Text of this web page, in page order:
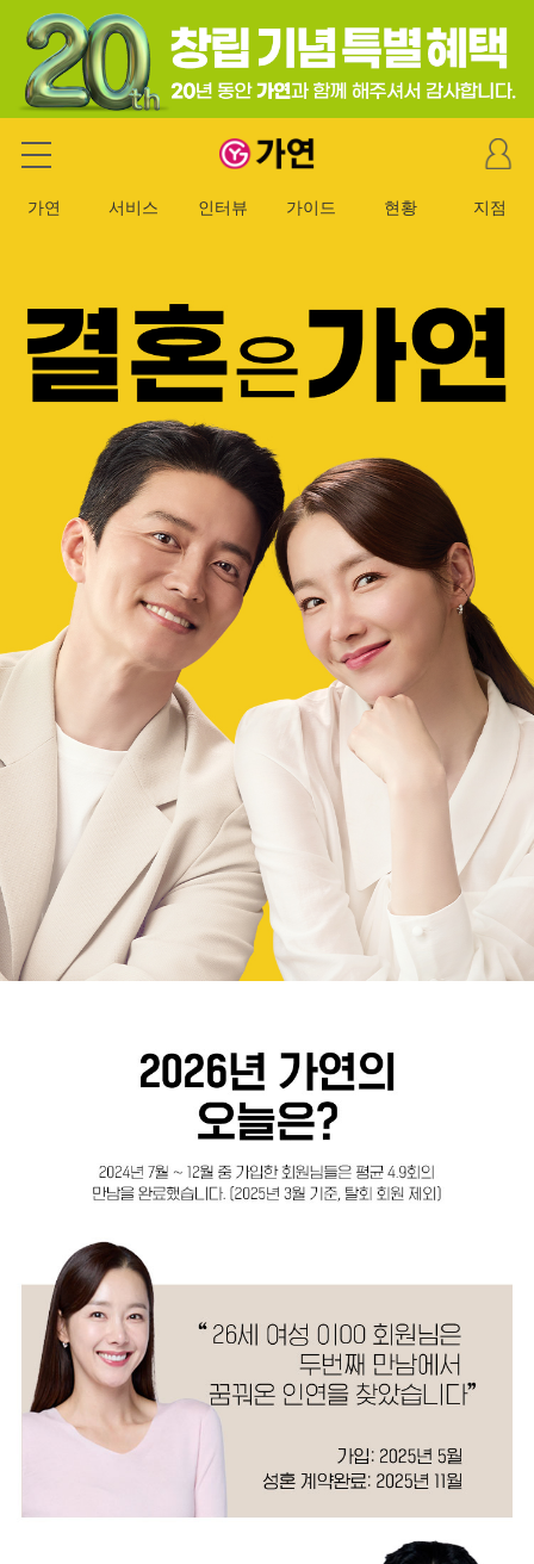
가연 결혼정보회사
마
이
이
가연 서비스 인터뷰 가이드 현황 지점